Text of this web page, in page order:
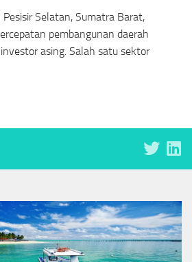
Selatan, Sumatra Barat,
pembangunan daerah
asing. Salah satu sektor